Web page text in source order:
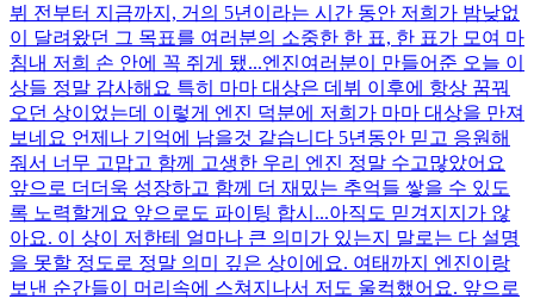
뷔 전부터 지금까지, 거의 5년이라는 시간 동안 저희가 밤낮없
이 달려왔던 그 목표를 여러분의 소중한 한 표, 한 표가 모여 마
침내 저희 손 안에 꼭 쥐게 됐...엔진여러분이 만들어준 오늘 이
상들 정말 감사해요 특히 마마 대상은 데뷔 이후에 항상 꿈꿔
오던 상이었는데 이렇게 엔진 덕분에 저희가 마마 대상을 만져
보네요 언제나 기억에 남을것 같습니다 5년동안 믿고 응원해
줘서 너무 고맙고 함께 고생한 우리 엔진 정말 수고많았어요
앞으로 더더욱 성장하고 함께 더 재밌는 추억들 쌓을 수 있도
록 노력할게요 앞으로도 파이팅 합시...아직도 믿겨지지가 않
아요. 이 상이 저한테 얼마나 큰 의미가 있는지 말로는 다 설명
을 못할 정도로 정말 의미 깊은 상이에요. 여태까지 엔진이랑
보낸 순간들이 머리속에 스쳐지나서 저도 울컥했어요. 앞으로